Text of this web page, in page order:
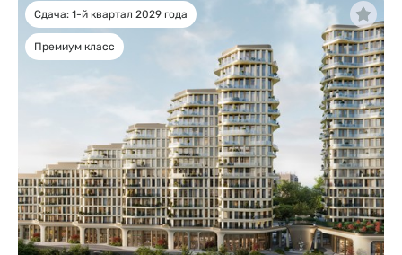
Сдача: 1-й квартал 2029 года
Премиум класс